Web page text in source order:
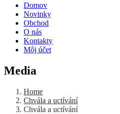
Domov
Novinky
Obchod
O nás
Kontakty
Môj účet
Media
Home
Chvála a uctívání
Chvála a uctívání